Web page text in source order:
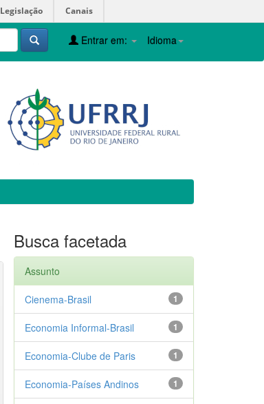
Legislação Canais
Idioma
Entrar em:
Busca facetada
Assunto
1
Cienema-Brasil
1
Economia Informal-Brasil
1
Economia-Clube de Paris
1
Economia-Países Andinos